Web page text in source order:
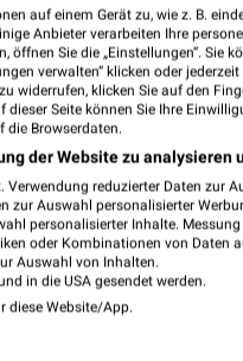
auf einem Gerät zu, wie z. B.
Anbieter verarbeiten Ihre
Sie die „Einstellungen“. Sie
verwalten“ klicken oder
widerrufen, klicken Sie auf den
Seite können Sie Ihre
die Browserdaten.
der Website zu analysieren
reduzierter Daten zur
zur Auswahl personalisierter
personalisierter Inhalte.
oder Kombinationen von Daten
Auswahl von Inhalten.
in die USA gesendet werden.
diese Website/App.